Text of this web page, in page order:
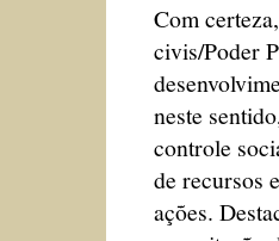
Com
civis/Poder
neste
controle
de recursos
ações.